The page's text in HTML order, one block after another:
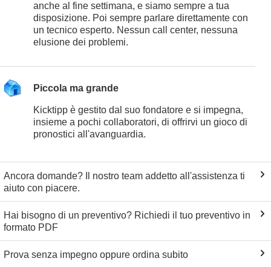
anche al fine settimana, e siamo sempre a tua
disposizione. Poi sempre parlare direttamente con
un tecnico esperto. Nessun call center, nessuna
elusione dei problemi.
Piccola ma grande
Kicktipp è gestito dal suo fondatore e si impegna,
insieme a pochi collaboratori, di offrirvi un gioco di
pronostici all'avanguardia.
Ancora domande? Il nostro team addetto all'assistenza ti
aiuto con piacere.
Hai bisogno di un preventivo? Richiedi il tuo preventivo in
formato PDF
Prova senza impegno oppure ordina subito